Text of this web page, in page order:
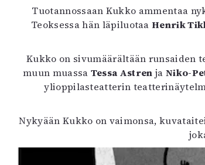
Tuotannossaan Kukko ammentaa
Teoksessa hän läpiluotaaHenrik
Kukko on sivumäärältään runsaiden
muun muassa Tessa Astren ja Niko-
ylioppilasteatterin
Nykyään Kukko on vaimonsa,